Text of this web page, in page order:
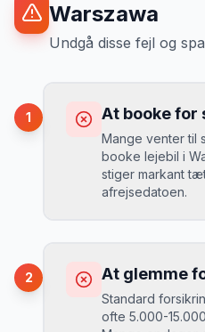
Warszawa
Undgå disse fejl og
1 At booke for
Mange venter til
booke lejebil i
stiger markant
afrejsedatoen.
Du betaler 30-
biler er udsolgt.
2 At glemme
Standard
ofte 5.000-